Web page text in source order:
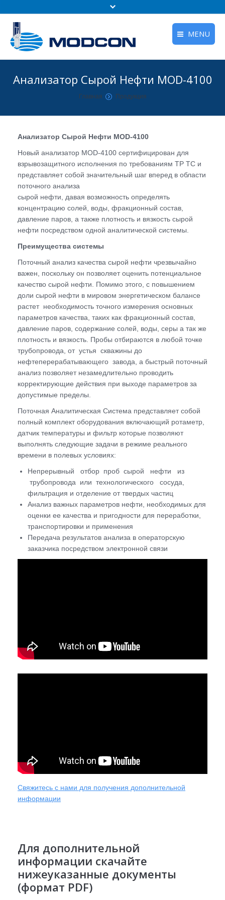
MENU
Продукция
Новости
Обратная Связь
Анализатор Сырой Нефти MOD-4100
Главная Продукция
Анализатор Сырой Нефти MOD-4100
Новый анализатор MOD-4100 сертифицирован для
взрывозащитного исполнения по требованиям ТР ТС и
представляет собой значительный шаг вперед в области
поточного анализа
сырой нефти, давая возможность определять
концентрацию солей, воды, фракционный состав,
давление паров, а также плотность и вязкость сырой
нефти посредством одной аналитической системы.
Преимущества системы
Поточный анализ качества сырой нефти чрезвычайно
важен, поскольку он позволяет оценить потенциальное
качество сырой нефти. Помимо этого, с повышением
доли сырой нефти в мировом энергетическом балансе
растет необходимость точного измерения основных
параметров качества, таких как фракционный состав,
давление паров, содержание солей, воды, серы а так же
плотность и вязкость. Пробы отбираются в любой точке
трубопровода, от устья скважины до
нефтеперерабатывающего завода, а быстрый поточный
анализ позволяет незамедлительно проводить
корректирующие действия при выходе параметров за
допустимые пределы.
Поточная Аналитическая Система представляет собой
полный комплект оборудования включающий ротаметр,
датчик температуры и фильтр которые позволяют
выполнять следующие задачи в режиме реального
времени в полевых условиях:
Непрерывный отбор проб сырой нефти из
трубопровода или технологического сосуда,
фильтрация и отделение от твердых частиц
Анализ важных параметров нефти, необходимых для
оценки ее качества и пригодности для переработки,
транспортировки и применения
Передача результатов анализа в операторскую
заказчика посредством электронной связи
Свяжитесь с нами для получения дополнительной
информации
Для дополнительной
информации скачайте
нижеуказанные документы
(формат PDF)